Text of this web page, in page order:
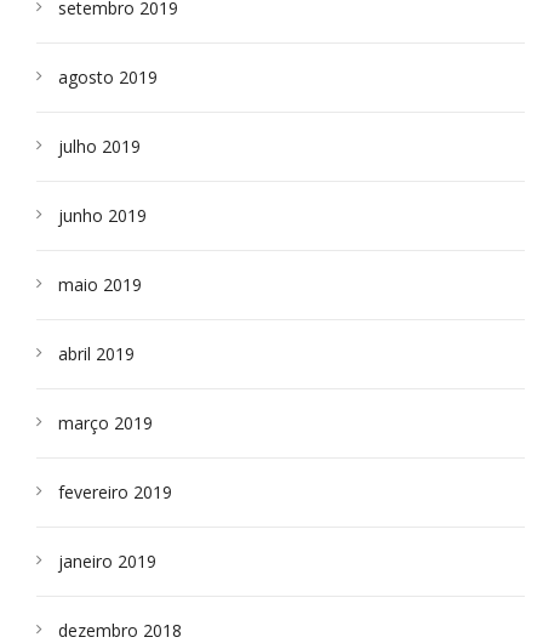
setembro 2019
agosto 2019
julho 2019
junho 2019
maio 2019
abril 2019
março 2019
fevereiro 2019
janeiro 2019
dezembro 2018